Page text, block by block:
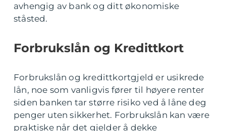
avhengig av bank og ditt økonomiske
ståsted.
Forbrukslån og Kredittkort
Forbrukslån og kredittkortgjeld er usikrede
lån, noe som vanligvis fører til høyere renter
siden banken tar større risiko ved å låne deg
penger uten sikkerhet. Forbrukslån kan være
praktiske når det gjelder å dekke